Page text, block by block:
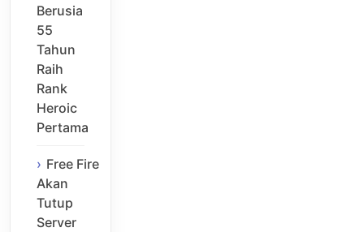
Berusia
55
Tahun
Raih
Rank
Heroic
Pertama
Free Fire
Akan
Tutup
Server